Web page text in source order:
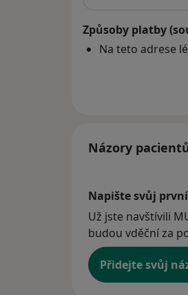
Způsoby platby
Na teto adrese
Názory
Napište svůj
Už jste navštívili
budou vděční za
Přidejte svůj